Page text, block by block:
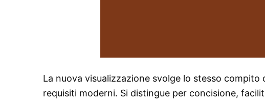
La nuova visualizzazione svolge lo stesso
requisiti moderni. Si distingue per concisione,